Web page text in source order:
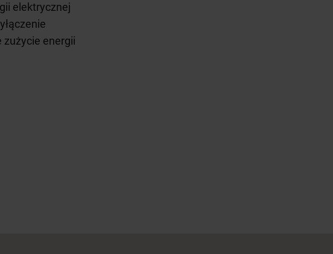
elektrycznej
energii